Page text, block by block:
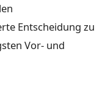
Entscheidung zu
Vor- und